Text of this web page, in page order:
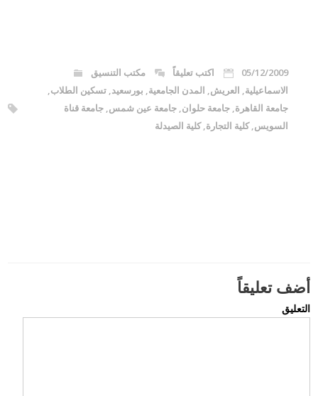
05/12/2009 اكتب تعليقاً
مكتب التنسيق
الاسماعيلية, العريش, المدن الجامعية, بورسعيد,تسكين الطلاب,
جامعة القاهرة,جامعة حلوان,جامعة عين شمس,جامعة قناة
السويس,كلية التجارة,كلية الصيدلة
أضف تعليقاً
التعليق